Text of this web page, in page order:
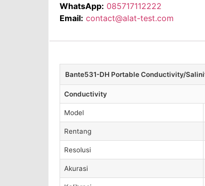
WhatsApp: 085717112222
Email: contact@alat-test.com
Bante531-DH Portable Conductivity/
Conductivity
Model
Rentang
Resolusi
Akurasi